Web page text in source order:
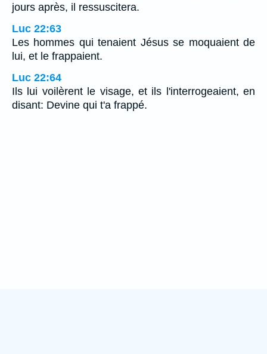
jours après, il ressuscitera.
Luc 22:63
Les hommes qui tenaient Jésus se moquaient de
lui, et le frappaient.
Luc 22:64
Ils lui voilèrent le visage, et ils l'interrogeaient, en
disant: Devine qui t'a frappé.